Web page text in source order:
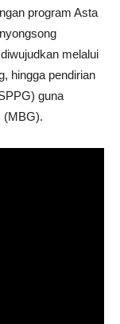
program Asta
melalui
hingga pendirian
guna
(MBG).